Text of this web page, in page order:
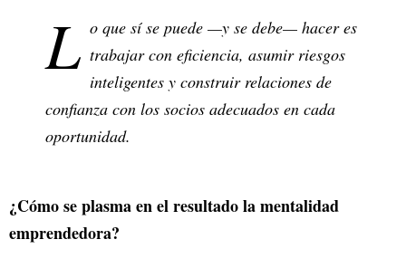
L o que sí se puede —y se debe— hacer es
trabajar con eficiencia, asumir riesgos
inteligentes y construir relaciones de
confianza con los socios adecuados en cada
oportunidad.
¿Cómo se plasma en el resultado la mentalidad
emprendedora?